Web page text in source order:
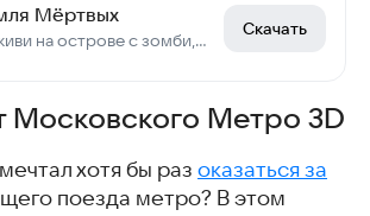
Мёртвых
Выживи на острове с зомби, строй укрытие, крафти оружие, борись в пост-апок РПГ
Скачать
Московского Метро 3D
хотя бы раз оказаться за
поезда метро? В этом